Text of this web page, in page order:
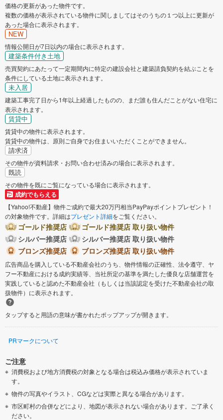
価格の更新があった物件です。
複数の価格が表示されている物件に関しましてはそのうちの１つ以上に更新が
あった場合に表示されます。
NEW
情報公開日が7日以内の場合に表示されます。
建築条件付き土地
売買契約にあたって一定期間内に特定の建設会社と建築請負契約を結ぶことを
条件にしている土地に表示されます。
未入居
建築工事完了日から1年以上経過したものの、まだ誰も住んだことがない住宅に
表示されます。
賃貸中
賃貸中の物件に表示されます。
賃貸中の物件は、原則ご自身でお住まいいただくことができません。
請求済
その物件が資料請求・お問い合わせ済みの場合に表示されます。
既読
その物件を既にご覧になっている場合に表示されます。
成約でもらえる
【Yahoo!不動産】物件ご成約で最大20万円相当PayPayポイントプレゼント！
の対象物件です。詳細はプレゼント詳細をご覧ください。
ゴールド推奨店
ゴールド推奨店 取り扱い物件
シルバー推奨店
シルバー推奨店 取り扱い物件
ブロンズ推奨店
ブロンズ推奨店 取り扱い物件
広告商品を購入している不動産会社のうち、物件情報の正確性、法令遵守、ヤ
フー不動産における成約実績等、当社所定の基準を満たした優良な店舗運営を
実践していると認めた不動産会社（もしくは当該認定を受けた不動産会社の取
扱物件）に表示されます。
タップすると用語の意味が書かれたポップアップが開きます。
PRマークについて
ご注意
消費税および地方消費税の対象となる場合は税込み価格が表示されていま
す。
物件の写真やイラスト、CGなどは実際と異なる場合があります。
市区町村の合併などにより、地図が表示されない場合があります。ご了承く
ださい。